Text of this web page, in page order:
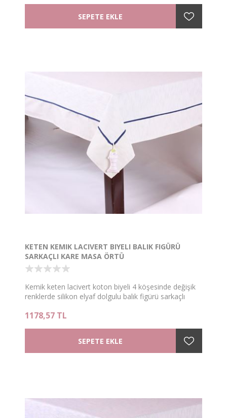
KETEN KEMIK LACIVERT BIYELI BALIK FIGÜRÜ
SARKAÇLI KARE MASA ÖRTÜ
Kemik keten lacivert koton biyeli 4 köşesinde değişik
renklerde silikon elyaf dolgulu balık figürü sarkaçlı
1178,57 TL